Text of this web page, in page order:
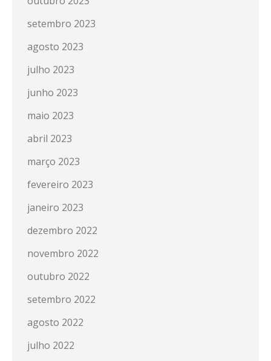
setembro 2023
agosto 2023
julho 2023
junho 2023
maio 2023
abril 2023
março 2023
fevereiro 2023
janeiro 2023
dezembro 2022
novembro 2022
outubro 2022
setembro 2022
agosto 2022
julho 2022